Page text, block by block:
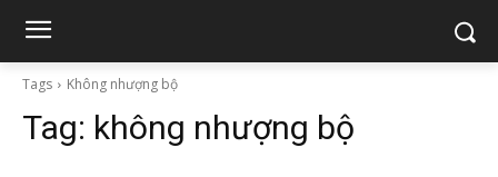
Tags Không nhượng bộ
Tag: không nhượng bộ